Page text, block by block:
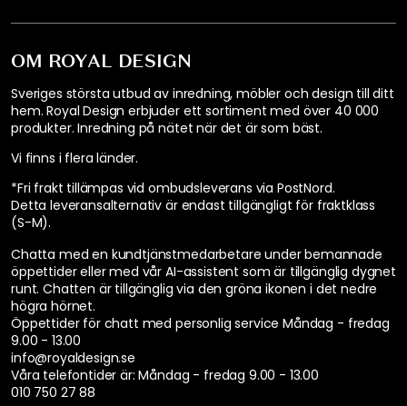
OM ROYAL DESIGN
Sveriges största utbud av inredning, möbler och design till ditt
hem. Royal Design erbjuder ett sortiment med över 40 000
produkter. Inredning på nätet när det är som bäst.
Vi finns i flera länder.
*Fri frakt tillämpas vid ombudsleverans via PostNord.
Detta leveransalternativ är endast tillgängligt för fraktklass
(S-M).
Chatta med en kundtjänstmedarbetare under bemannade
öppettider eller med vår AI-assistent som är tillgänglig dygnet
runt. Chatten är tillgänglig via den gröna ikonen i det nedre
högra hörnet.
Öppettider för chatt med personlig service Måndag - fredag
9.00 - 13.00
info@royaldesign.se
Våra telefontider är: Måndag - fredag 9.00 - 13.00
010 750 27 88